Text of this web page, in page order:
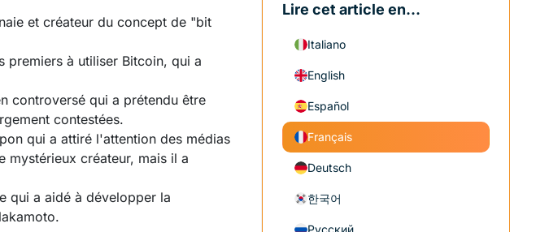
et créateur du concept de "bit
premiers à utiliser Bitcoin, qui a
controversé qui a prétendu être
contestées.
qui a attiré l'attention des médias
créateur, mais il a
qui a aidé à développer la
Lire cet article en...
Italiano
English
Español
Français
Deutsch
한국어
Русский